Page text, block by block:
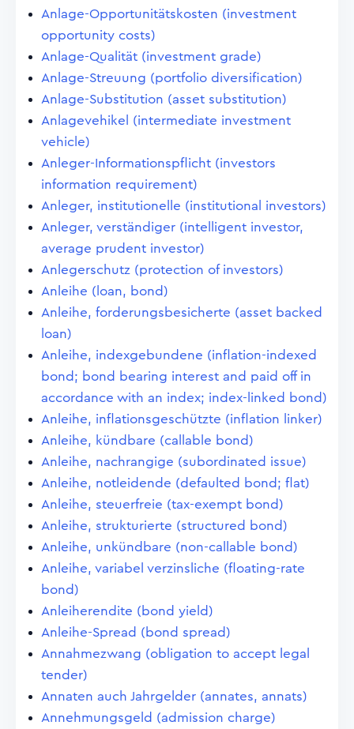
Anlage-Opportunitätskosten (investment
opportunity costs)
Anlage-Qualität (investment grade)
Anlage-Streuung (portfolio diversification)
Anlage-Substitution (asset substitution)
Anlagevehikel (intermediate investment
vehicle)
Anleger-Informationspflicht (investors
information requirement)
Anleger, institutionelle (institutional investors)
Anleger, verständiger (intelligent investor,
average prudent investor)
Anlegerschutz (protection of investors)
Anleihe (loan, bond)
Anleihe, forderungsbesicherte (asset backed
loan)
Anleihe, indexgebundene (inflation-indexed
bond; bond bearing interest and paid off in
accordance with an index; index-linked bond)
Anleihe, inflationsgeschützte (inflation linker)
Anleihe, kündbare (callable bond)
Anleihe, nachrangige (subordinated issue)
Anleihe, notleidende (defaulted bond; flat)
Anleihe, steuerfreie (tax-exempt bond)
Anleihe, strukturierte (structured bond)
Anleihe, unkündbare (non-callable bond)
Anleihe, variabel verzinsliche (floating-rate
bond)
Anleiherendite (bond yield)
Anleihe-Spread (bond spread)
Annahmezwang (obligation to accept legal
tender)
Annaten auch Jahrgelder (annates, annats)
Annehmungsgeld (admission charge)